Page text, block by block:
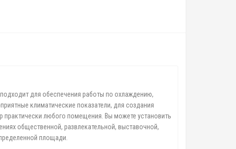
для обеспечения работы по охлаждению,
климатические показатели, для создания
любого помещения. Вы можете установить
общественной, развлекательной, выставочной,
площади.